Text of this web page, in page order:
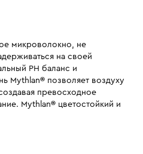
микроволокно, не
на своей
PH баланс и
Mythlan® позволяет воздуху
превосходное
Mythlan® цветостойкий и